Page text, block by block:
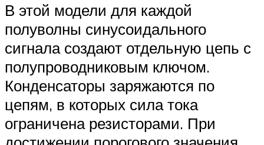
В этой модели для каждой
полуволны синусоидального
сигнала создают отдельную цепь с
полупроводниковым ключом.
Конденсаторы заряжаются по
цепям, в которых сила тока
ограничена резисторами. При